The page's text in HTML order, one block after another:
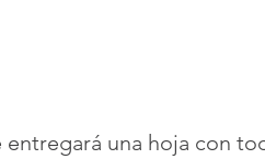
una hoja con